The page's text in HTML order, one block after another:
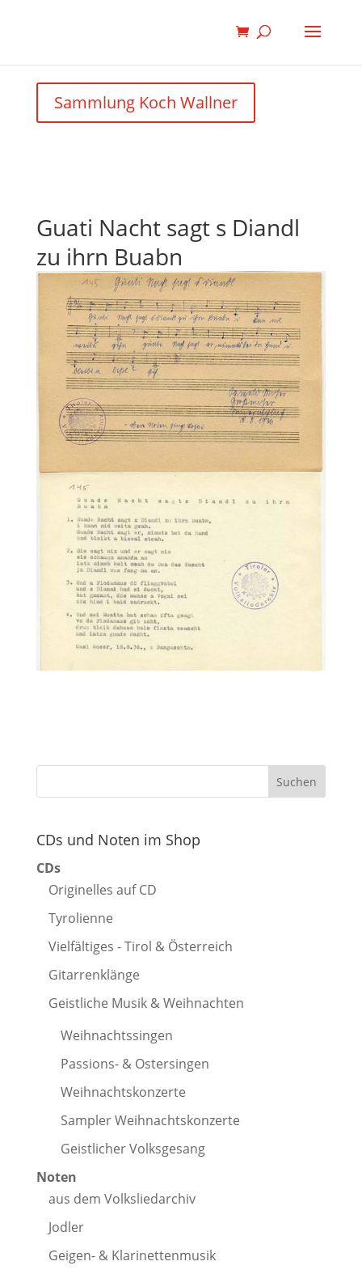
Sammlung Koch Wallner
Guati Nacht sagt s Diandl
zu ihrn Buabn
CDs und Noten im Shop
CDs
Originelles auf CD
Tyrolienne
Vielfältiges - Tirol & Österreich
Gitarrenklänge
Geistliche Musik & Weihnachten
Weihnachtssingen
Passions- & Ostersingen
Weihnachtskonzerte
Sampler Weihnachtskonzerte
Geistlicher Volksgesang
Noten
aus dem Volksliedarchiv
Jodler
Geigen- & Klarinettenmusik